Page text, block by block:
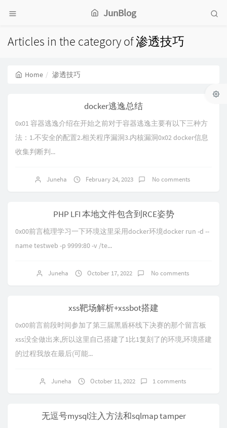
JunBlog
Articles in the category of 渗透技巧
Home 渗透技巧
docker逃逸总结
0x01 容器逃逸介绍在开始之前对于容器逃逸主要有以下三种方
法：1.不安全的配置2.相关程序漏洞3.内核漏洞0x02 docker信息
收集判断判...
Juneha February 24, 2023 No comments
PHP LFI 本地文件包含到RCE姿势
0x00前言梳理学习一下环境这里采用docker环境docker run -d --
name testweb -p 9999:80 -v /te...
Juneha October 17, 2022 No comments
xss靶场解析+xssbot搭建
0x00前言前段时间参加了第三届黑盾杯线下决赛的那个留言板
xss没全做出来,所以这里自己搭建了1比1复刻了的环境,环境搭建
的过程我放在最后(可能...
Juneha October 11, 2022 1 comments
无逗号mysql注入方法和sqlmap tamper